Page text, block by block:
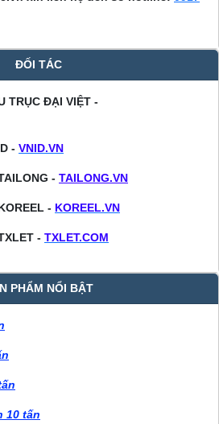
ĐỐI TÁC
TRỤC ĐẠI VIỆT -
- VNID.VN
- TAILONG.VN
- KOREEL.VN
- TXLET.COM
PHẨM NỔI BẬT
10 tấn